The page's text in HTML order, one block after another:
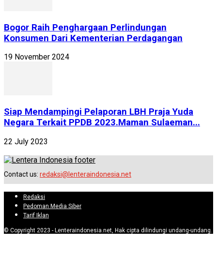
Bogor Raih Penghargaan Perlindungan
Konsumen Dari Kementerian Perdagangan
19 November 2024
Siap Mendampingi Pelaporan LBH Praja Yuda
Negara Terkait PPDB 2023.Maman Sulaeman...
22 July 2023
Contact us: redaksi@lenteraindonesia.net
Redaksi
Pedoman Media Siber
Tarif Iklan
© Copyright 2023 - Lenteraindonesia.net, Hak cipta dilindungi undang-undang.